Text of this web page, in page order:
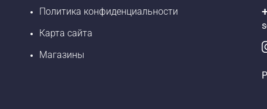
Политика конфиденциальности
Карта сайта
Магазины